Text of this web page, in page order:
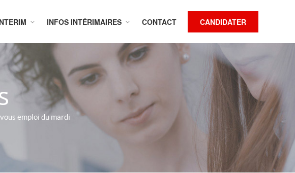
INFOS INTÉRIMAIRES CONTACT CANDIDATER
emploi du mardi